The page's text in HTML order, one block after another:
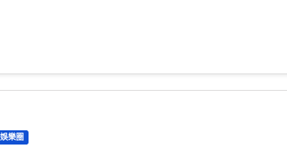
娛樂圈